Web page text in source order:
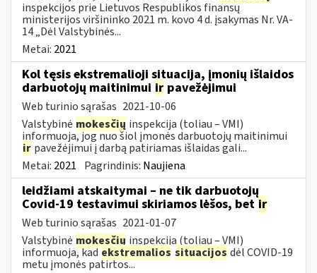
inspekcijos prie Lietuvos Respublikos finansų
ministerijos viršininko 2021 m. kovo 4 d. įsakymas Nr. VA-
14 „Dėl Valstybinės...
Metai: 2021
Kol tęsis ekstremalioji situacija, įmonių išlaidos
darbuotojų maitinimui ir pavežėjimui
Web turinio sąrašas 2021-10-06
Valstybinė mokesčių inspekcija (toliau – VMI)
informuoja, jog nuo šiol įmonės darbuotojų maitinimui
ir pavežėjimui į darbą patiriamas išlaidas gali...
Metai: 2021 Pagrindinis: Naujiena
leidžiami atskaitymai – ne tik darbuotojų
Covid-19 testavimui skiriamos lėšos, bet ir
Web turinio sąrašas 2021-01-07
Valstybinė mokesčių inspekcija (toliau – VMI)
informuoja, kadekstremalios situacijos dėl COVID-19
metu įmonės patirtos...